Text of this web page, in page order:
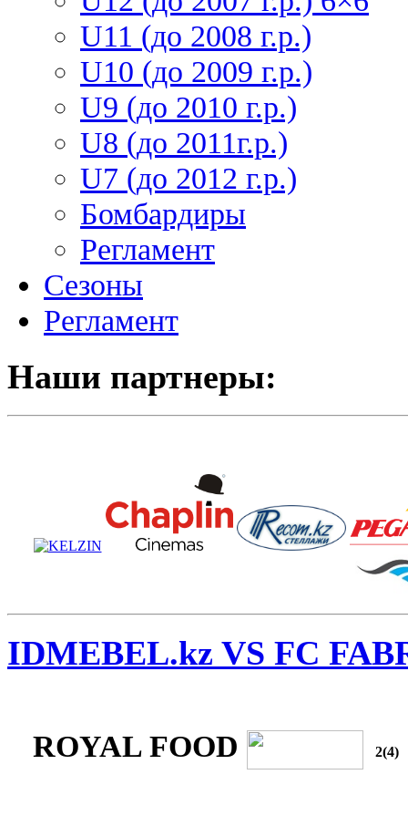
U11 (до 2008 г.р.)
U10 (до 2009 г.р.)
U9 (до 2010 г.р.)
U8 (до 2011г.р.)
U7 (до 2012 г.р.)
Бомбардиры
Регламент
Сезоны
Регламент
Наши партнеры:
IDMEBEL.kz VS FC
ROYAL FOOD 2(4)